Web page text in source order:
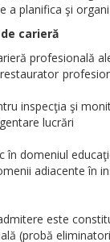
a planifica şi
carieră
profesională
inspecţia şi
lucrări
în domeniul
adiacente în
este
(probă